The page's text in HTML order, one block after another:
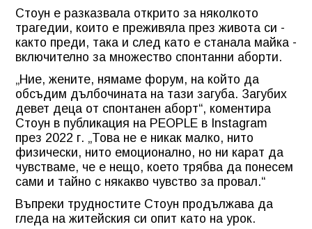
Стоун е разказвала открито за няколкото
трагедии, които е преживяла през живота си -
както преди, така и след като е станала майка -
включително за множество спонтанни аборти.
„Ние, жените, нямаме форум, на който да
обсъдим дълбочината на тази загуба. Загубих
девет деца от спонтанен аборт“, коментира
Стоун в публикация на PEOPLE в Instagram
през 2022 г. „Това не е никак малко, нито
физически, нито емоционално, но ни карат да
чувстваме, че е нещо, което трябва да понесем
сами и тайно с някакво чувство за провал.“
Въпреки трудностите Стоун продължава да
гледа на житейския си опит като на урок.